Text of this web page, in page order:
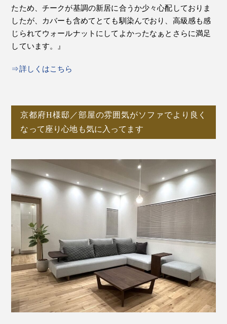
たため、チークが基調の新居に合うか少々心配しておりま
したが、カバーも含めてとても馴染んでおり、高級感も感
じられてウォールナットにしてよかったなぁとさらに満足
しています。』
⇒詳しくはこちら
京都府H様邸／部屋の雰囲気がソファでより良く
なって座り心地も気に入ってます